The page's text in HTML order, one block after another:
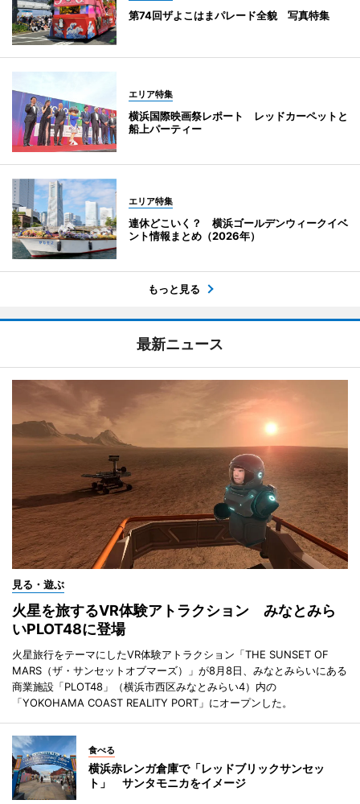
第74回ザよこはまパレード全貌 写真特集
エリア特集
横浜国際映画祭レポート レッドカーペットと
船上パーティー
エリア特集
連休どこいく？ 横浜ゴールデンウィークイベ
ント情報まとめ（2026年）
もっと見る
最新ニュース
見る・遊ぶ
火星を旅するVR体験アトラクション みなとみら
いPLOT48に登場
火星旅行をテーマにしたVR体験アトラクション「THE SUNSET OF
MARS（ザ・サンセットオブマーズ）」が8月8日、みなとみらいにある
商業施設「PLOT48」（横浜市西区みなとみらい4）内の
「YOKOHAMA COAST REALITY PORT」にオープンした。
食べる
横浜赤レンガ倉庫で「レッドブリックサンセッ
ト」 サンタモニカをイメージ